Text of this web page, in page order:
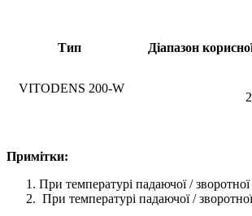
Тип Діапазон
VITODENS 200-W
Примітки:
При температурі падаючої / зворотної
При температурі падаючої /